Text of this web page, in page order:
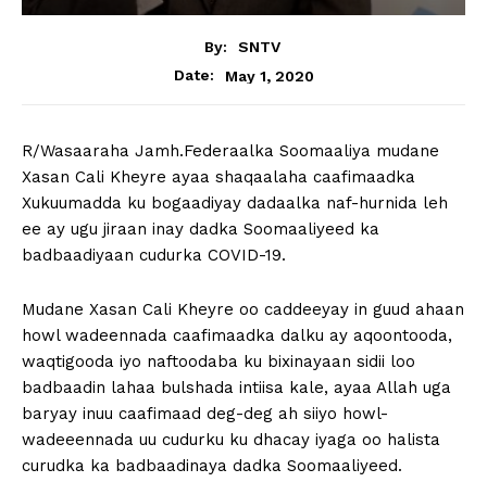
By:
SNTV
Date:
May 1, 2020
R/Wasaaraha Jamh.Federaalka Soomaaliya mudane
Xasan Cali Kheyre ayaa shaqaalaha caafimaadka
Xukuumadda ku bogaadiyay dadaalka naf-hurnida leh
ee ay ugu jiraan inay dadka Soomaaliyeed ka
badbaadiyaan cudurka COVID-19.
Mudane Xasan Cali Kheyre oo caddeeyay in guud ahaan
howl wadeennada caafimaadka dalku ay aqoontooda,
waqtigooda iyo naftoodaba ku bixinayaan sidii loo
badbaadin lahaa bulshada intiisa kale, ayaa Allah uga
baryay inuu caafimaad deg-deg ah siiyo howl-
wadeeennada uu cudurku ku dhacay iyaga oo halista
curudka ka badbaadinaya dadka Soomaaliyeed.